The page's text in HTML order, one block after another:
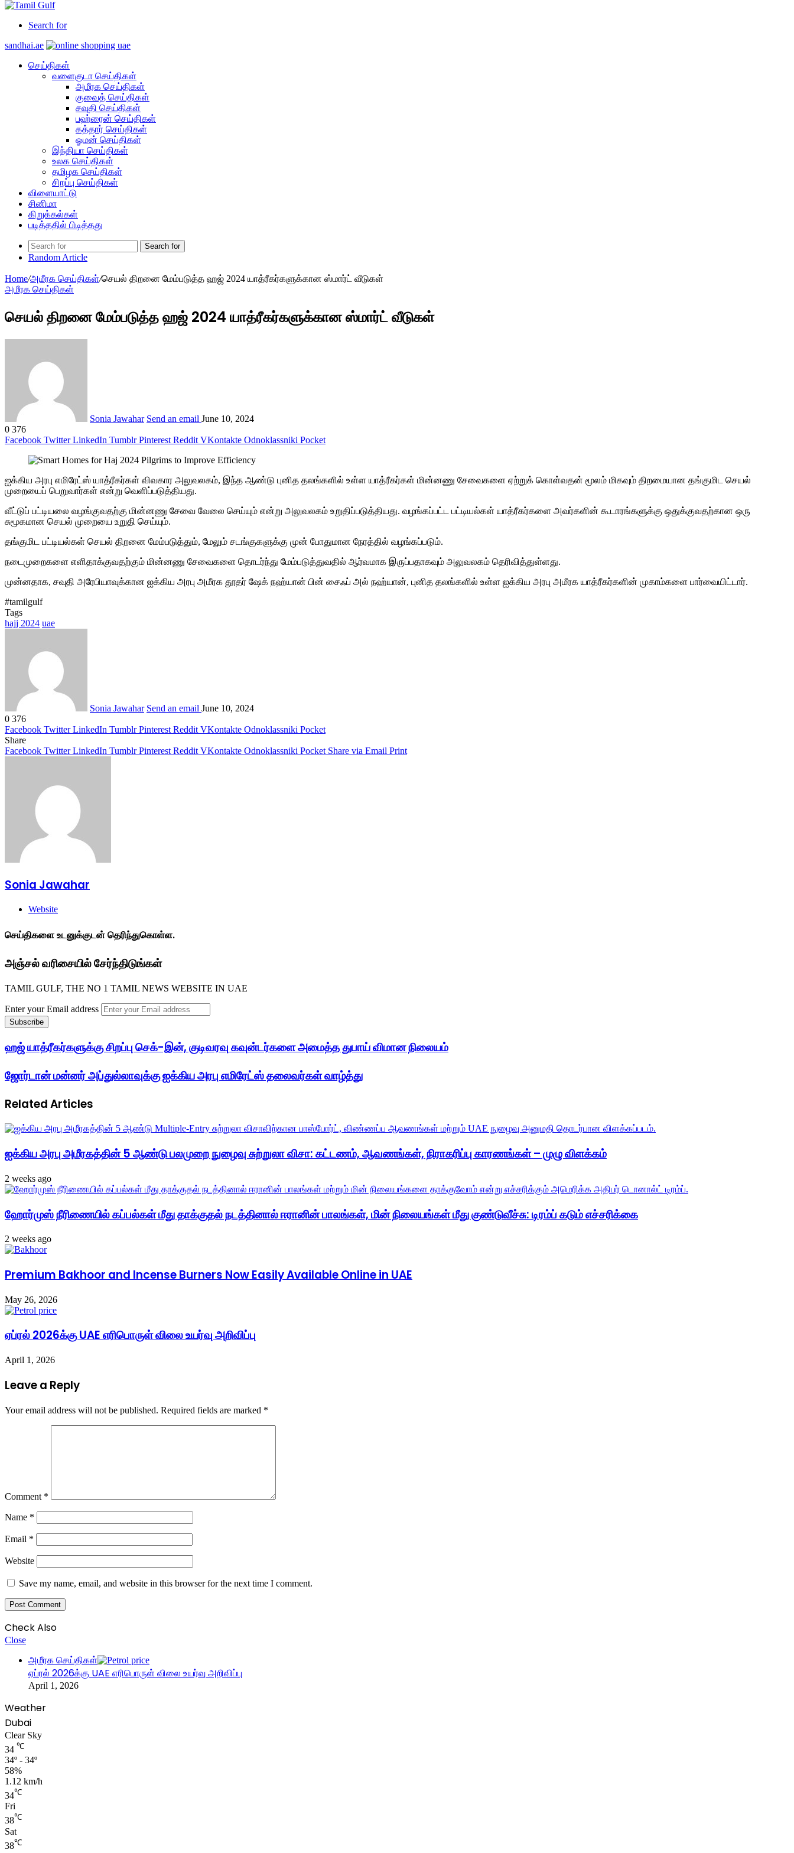
Search for
sandhai.ae
செய்திகள்
வளைகுடா செய்திகள்
அமீரக செய்திகள்
குவைத் செய்திகள்
சவுதி செய்திகள்
பஹ்ரைன் செய்திகள்
கத்தார் செய்திகள்
ஓமன் செய்திகள்
இந்தியா செய்திகள்
உலக செய்திகள்
தமிழக செய்திகள்
சிறப்பு செய்திகள்
விளையாட்டு
சினிமா
கிறுக்கல்கள்
படித்ததில் பிடித்தது
Search for
Random Article
Home/அமீரக செய்திகள்/செயல் திறனை மேம்படுத்த ஹஜ் 2024 யாத்ரீகர்களுக்கான ஸ்மார்ட் வீடுகள்
அமீரக செய்திகள்
செயல் திறனை மேம்படுத்த ஹஜ் 2024 யாத்ரீகர்களுக்கான ஸ்மார்ட் வீடுகள்
Sonia Jawahar Send an email June 10, 2024
0 376
Facebook Twitter LinkedIn Tumblr Pinterest Reddit VKontakte Odnoklassniki Pocket
ஐக்கிய அரபு எமிரேட்ஸ் யாத்ரீகர்கள் விவகார அலுவலகம், இந்த ஆண்டு புனித தலங்களில் உள்ள யாத்ரீகர்கள் மின்னணு சேவைகளை ஏற்றுக் கொள்வதன் மூலம் மிகவும் திறமையான தங்குமிட செயல்
முறையைப் பெறுவார்கள் என்று வெளிப்படுத்தியது.
வீட்டுப் பட்டியலை வழங்குவதற்கு மின்னணு சேவை வேலை செய்யும் என்று அலுவலகம் உறுதிப்படுத்தியது. வழங்கப்பட்ட பட்டியல்கள் யாத்ரீகர்களை அவர்களின் கூடாரங்களுக்கு ஒதுக்குவதற்கான ஒரு
சுமூகமான செயல் முறையை உறுதி செய்யும்.
தங்குமிட பட்டியல்கள் செயல் திறனை மேம்படுத்தும், மேலும் சடங்குகளுக்கு முன் போதுமான நேரத்தில் வழங்கப்படும்.
நடைமுறைகளை எளிதாக்குவதற்கும் மின்னணு சேவைகளை தொடர்ந்து மேம்படுத்துவதில் ஆர்வமாக இருப்பதாகவும் அலுவலகம் தெரிவித்துள்ளது.
முன்னதாக, சவுதி அரேபியாவுக்கான ஐக்கிய அரபு அமீரக தூதர் ஷேக் நஹ்யான் பின் சைஃப் அல் நஹ்யான், புனித தலங்களில் உள்ள ஐக்கிய அரபு அமீரக யாத்ரீகர்களின் முகாம்களை பார்வையிட்டார்.
#tamilgulf
Tags
hajj 2024 uae
Sonia Jawahar Send an email June 10, 2024
0 376
Facebook Twitter LinkedIn Tumblr Pinterest Reddit VKontakte Odnoklassniki Pocket
Share
Facebook Twitter LinkedIn Tumblr Pinterest Reddit VKontakte Odnoklassniki Pocket Share via Email Print
Sonia Jawahar
Website
செய்திகளை உடனுக்குடன் தெரிந்துகொள்ள.
அஞ்சல் வரிசையில் சேர்ந்திடுங்கள்
TAMIL GULF, THE NO 1 TAMIL NEWS WEBSITE IN UAE
Enter your Email address
ஹஜ் யாத்ரீகர்களுக்கு சிறப்பு செக்-இன், குடிவரவு கவுன்டர்களை அமைத்த துபாய் விமான நிலையம்
ஜோர்டான் மன்னர் அப்துல்லாவுக்கு ஐக்கிய அரபு எமிரேட்ஸ் தலைவர்கள் வாழ்த்து
Related Articles
ஐக்கிய அரபு அமீரகத்தின் 5 ஆண்டு பலமுறை நுழைவு சுற்றுலா விசா: கட்டணம், ஆவணங்கள், நிராகரிப்பு காரணங்கள் – முழு விளக்கம்
2 weeks ago
ஹோர்முஸ் நீரிணையில் கப்பல்கள் மீது தாக்குதல் நடத்தினால் ஈரானின் பாலங்கள், மின் நிலையங்கள் மீது குண்டுவீச்சு: டிரம்ப் கடும் எச்சரிக்கை
2 weeks ago
Premium Bakhoor and Incense Burners Now Easily Available Online in UAE
May 26, 2026
ஏப்ரல் 2026க்கு UAE எரிபொருள் விலை உயர்வு அறிவிப்பு
April 1, 2026
Leave a Reply
Your email address will not be published. Required fields are marked *
Comment *
Name *
Email *
Website
Save my name, email, and website in this browser for the next time I comment.
Check Also
Close
அமீரக செய்திகள்
ஏப்ரல் 2026க்கு UAE எரிபொருள் விலை உயர்வு அறிவிப்பு
April 1, 2026
Weather
Dubai
Clear Sky
34 ℃
34º - 34º
58%
1.12 km/h
34℃
Fri
38℃
Sat
38℃